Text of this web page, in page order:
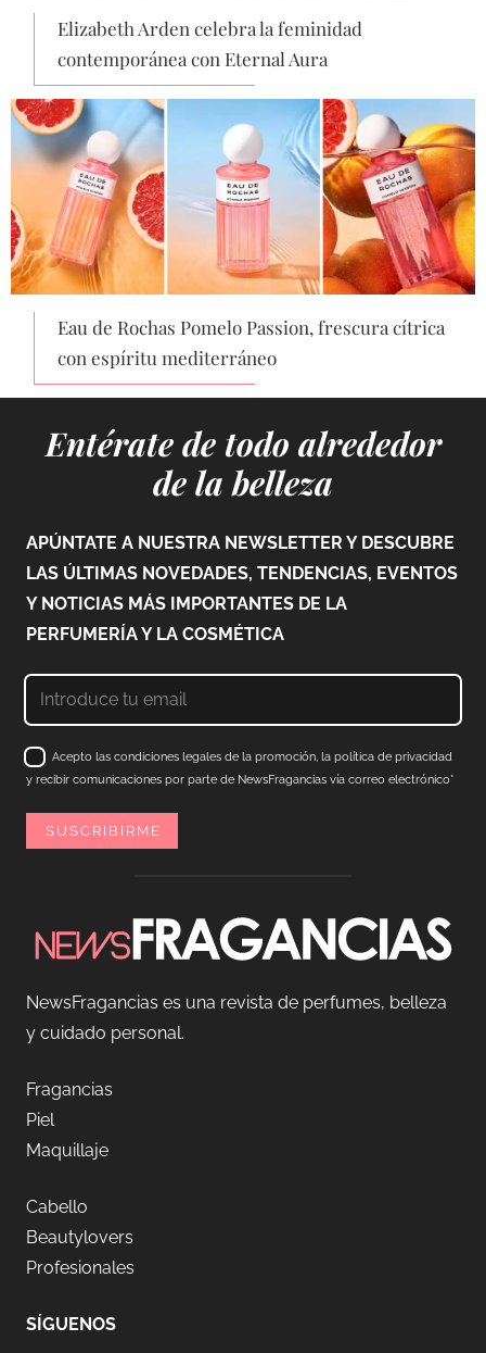
Elizabeth Arden celebra la feminidad
contemporánea con Eternal Aura
Eau de Rochas Pomelo Passion, frescura cítrica
con espíritu mediterráneo
Entérate de todo alrededor
de la belleza
APÚNTATE A NUESTRA NEWSLETTER Y DESCUBRE
LAS ÚLTIMAS NOVEDADES, TENDENCIAS, EVENTOS
Y NOTICIAS MÁS IMPORTANTES DE LA
PERFUMERÍA Y LA COSMÉTICA
Acepto las condiciones legales de la promoción, la política de privacidad
y recibir comunicaciones por parte de NewsFragancias vía correo electrónico*
NewsFragancias es una revista de perfumes, belleza
y cuidado personal.
Fragancias
Piel
Maquillaje
Cabello
Beautylovers
Profesionales
SÍGUENOS